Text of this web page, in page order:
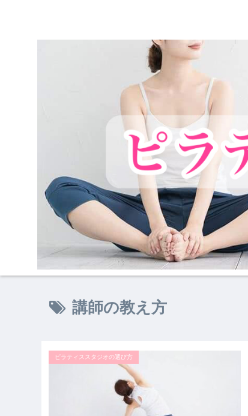
講師の教え方
ピラティススタジオの選び方